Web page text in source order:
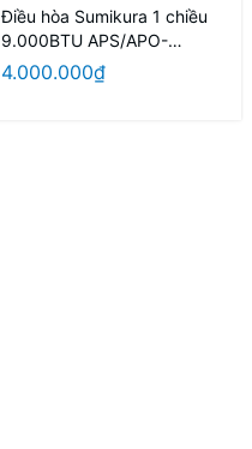
Điều hòa Sumikura 1 chiều
9.000BTU APS/APO-
092/Morandi
4.000.000₫